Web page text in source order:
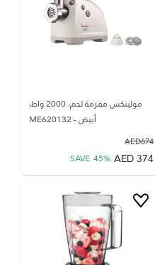
مولينكس مفرمة لحم، 2000 واط،
أبيض - ME620132
674
AED
374
AED
SAVE 45%